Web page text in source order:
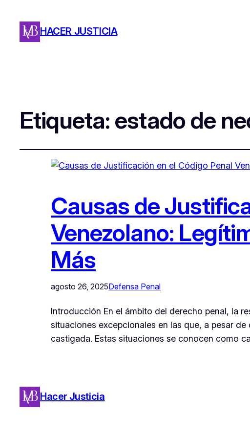
HACER JUSTICIA
Etiqueta: estado de
Causas de
Venezolano:
Más
agosto 26, 2025Defensa Penal
Introducción En el ámbito del derecho penal, la
situaciones excepcionales en las que, a pesar
castigada. Estas situaciones se conocen como
Hacer Justicia